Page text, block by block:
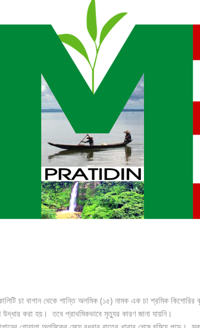
চা বাগান থেকে শান্তি অলমিক (১৫) নামক এক চা শ্রমিক
করা হয়। তবে প্রাথমিকভাবে মৃত্যুর কারণ জানা যায়নি।